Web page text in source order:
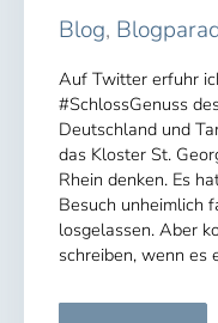
Blog,
Auf Twitter erfuhr
#SchlossGenuss
Deutschland und
das Kloster St.
Rhein denken. Es
Besuch unheimlich
losgelassen. Aber
schreiben, wenn es